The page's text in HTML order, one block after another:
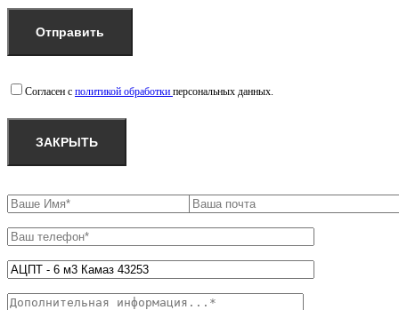
Согласен с политикой обработки персональных данных.
ЗАКРЫТЬ